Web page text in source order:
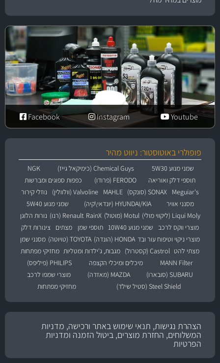
Youtube
Instagram
Facebook
פופולרי באוטוסטור: ניווט מהיר
שמני מנוע 5W30 Chemical Guys (כימיקאל גייז)
NGK
תוספי דלק ואוריאה
FERODO (פרודו)
כפפות ספוגים ומברשות
Meguiar's
SONAX (סונקס) MAHLE Valvoline (וולוולין)
נוזלי קירור
מסנני אוויר
HYUNDAI/KIA (יונדאי\קיה)
שמני מנוע 5W40
Liqui Moly (ליקווי מולי)
Motul (מוטול) RainX Renault (רנו)
נורות הלוגן
מוצרי ווקס לרכב
שמני מנוע 10W40 תוספי שמן מצתים
צינורות דלק
מוצרי ניקוי וטיפוח עור ובד HONDA (הונדה) TOYOTA (טויוטה)
מסנני שמן
מצתי להט Castrol (קסטרול) מגבות, ג'ילדות ומטליות מחזיקי מפתחות
MANN Filter
מיכלים ומיכלי הקצפה
PHILIPS (פיליפס)
SUBARU (סובארו)
MAZDA (מאזדה)
מוצרי שמפו לרכב
Steel Shield (סטיל שילד)
מחזיקי מפתחות
הצהרת נגישות, תנאי שימוש באתר ורכישה, מדניות
המשלוחים, החזרת מוצרים, ביטול הזמנה ומדניות
הפרטיות